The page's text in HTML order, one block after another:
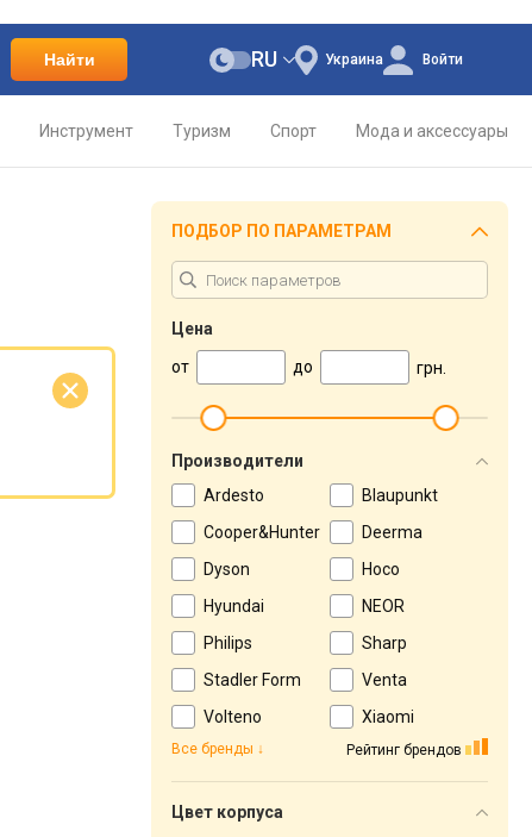
Найти Украина
RU Войти
Инструмент Туризм Спорт Мода и аксессуары
ПОДБОР ПО ПАРАМЕТРАМ
Цена
от
до грн.
Производители
Ardesto
Blaupunkt
Cooper&Hunter
Deerma
Dyson
Hoco
Hyundai
NEOR
Philips
Sharp
Stadler Form
Venta
Volteno
Xiaomi
Рейтинг брендов
Все бренды
Цвет корпуса